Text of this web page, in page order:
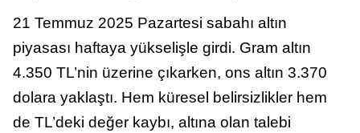
21 Temmuz 2025 Pazartesi sabahı altın
piyasası haftaya yükselişle girdi. Gram altın
4.350 TL’nin üzerine çıkarken, ons altın 3.370
dolara yaklaştı. Hem küresel belirsizlikler hem
de TL’deki değer kaybı, altına olan talebi